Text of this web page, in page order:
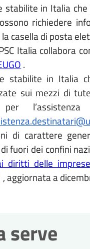
stabilite in Italia
richiedere
casella di posta
Italia collabora
.
stabilite in Italia
sui mezzi di
per
di carattere
fuori dei confini
diritti delle imprese
, aggiornata a
serve